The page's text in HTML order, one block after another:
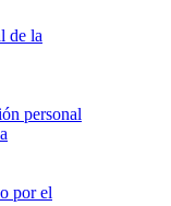
de la
personal
por el